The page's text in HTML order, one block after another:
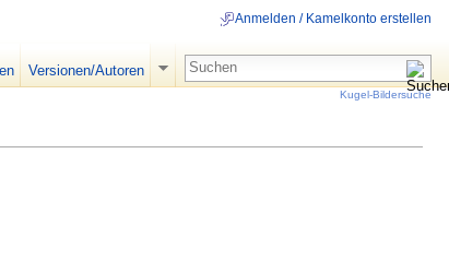
Anmelden / Kamelkonto erstellen
Versionen/Autoren
Kugel-Bildersuche